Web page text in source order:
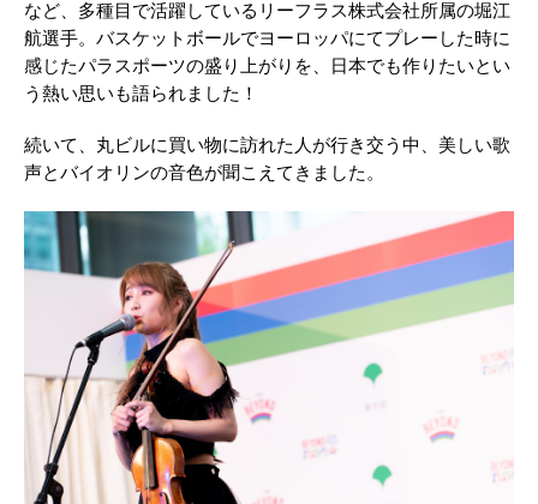
など、多種目で活躍しているリーフラス株式会社所属の堀江
航選手。バスケットボールでヨーロッパにてプレーした時に
感じたパラスポーツの盛り上がりを、日本でも作りたいとい
う熱い思いも語られました！
続いて、丸ビルに買い物に訪れた人が行き交う中、美しい歌
声とバイオリンの音色が聞こえてきました。